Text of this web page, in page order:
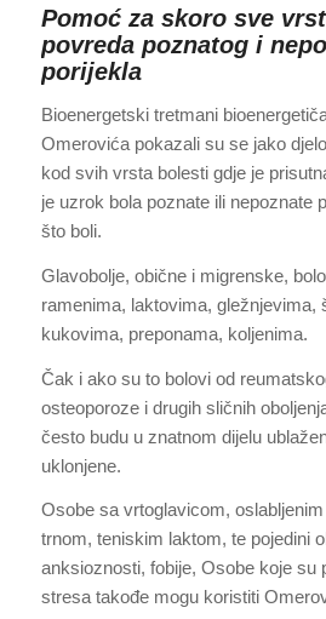
Pomoć za skoro sve
povreda poznatog i
porijekla
Bioenergetski tretmani
Omerovića pokazali su se jako
kod svih vrsta bolesti gdje je
je uzrok bola poznate ili nepoznate
što boli.
Glavobolje, obične i migrenske,
ramenima, laktovima, gležnjevima,
kukovima, preponama, koljenima.
Čak i ako su to bolovi od
osteoporoze i drugih sličnih
često budu u znatnom dijelu
uklonjene.
Osobe sa vrtoglavicom,
trnom, teniskim laktom, te pojedini
anksioznosti, fobije, Osobe koje su
stresa takođe mogu koristiti